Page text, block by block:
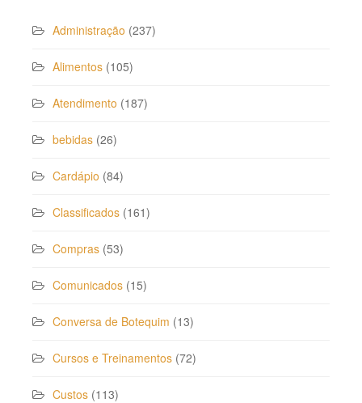
Administração (237)
Alimentos (105)
Atendimento (187)
bebidas (26)
Cardápio (84)
Classificados (161)
Compras (53)
Comunicados (15)
Conversa de Botequim (13)
Cursos e Treinamentos (72)
Custos (113)